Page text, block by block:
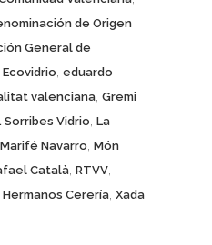
de Origen
General de
Ecovidrio eduardo
valenciana Gremi
Sorribes Vidrio La
Marifé Navarro Món
Català RTVV
Hermanos Cerería Xada